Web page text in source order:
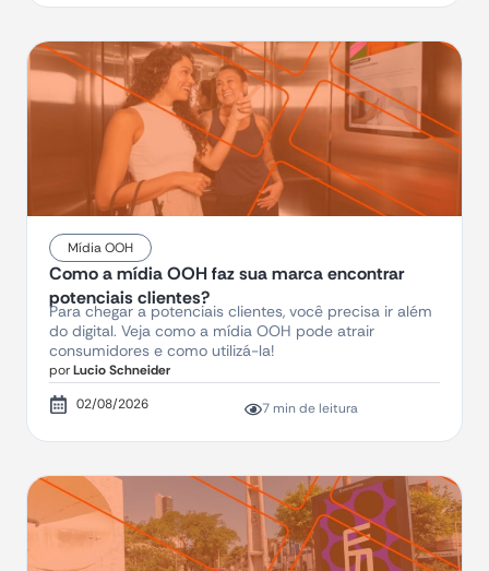
Mídia OOH
Como a mídia OOH faz sua marca encontrar
potenciais clientes?
Para chegar a potenciais clientes, você precisa ir além
do digital. Veja como a mídia OOH pode atrair
consumidores e como utilizá-la!
porLucio Schneider
02/08/2026
7 min de leitura